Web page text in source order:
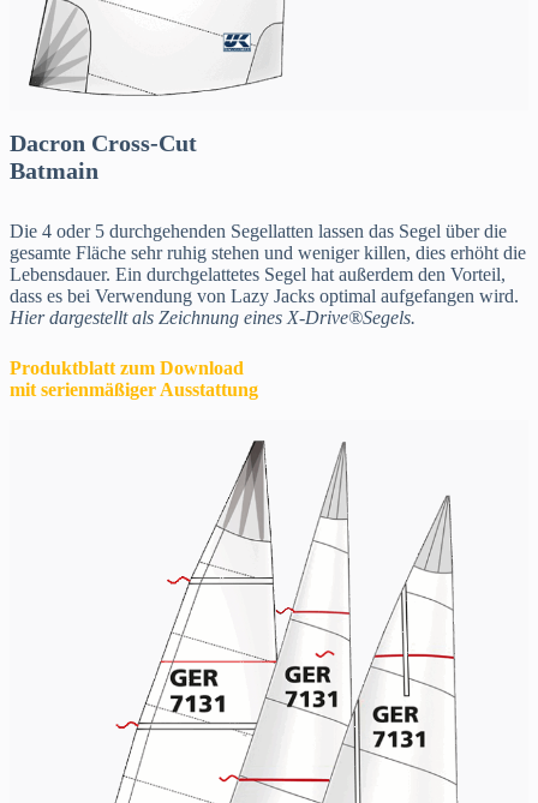
Dacron Cross-Cut
Batmain
Die 4 oder 5 durchgehenden Segellatten lassen das Segel über die
gesamte Fläche sehr ruhig stehen und weniger killen, dies erhöht die
Lebensdauer. Ein durchgelattetes Segel hat außerdem den Vorteil,
dass es bei Verwendung von Lazy Jacks optimal aufgefangen wird.
Hier dargestellt als Zeichnung eines X-Drive®Segels.
Produktblatt zum Download
mit serienmäßiger Ausstattung